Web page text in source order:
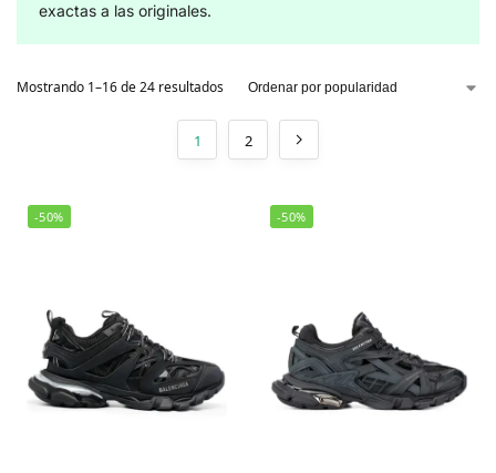
exactas a las originales.
Mostrando 1–16 de 24 resultados
1 2
-50% -50%